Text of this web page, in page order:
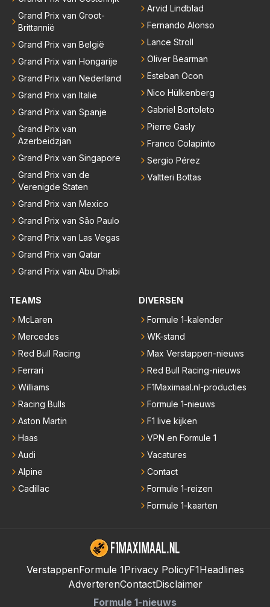
Grand Prix van Groot-
Brittannië
Grand Prix van België
Grand Prix van Hongarije
Grand Prix van Nederland
Grand Prix van Italië
Grand Prix van Spanje
Grand Prix van
Azerbeidzjan
Grand Prix van Singapore
Grand Prix van de
Verenigde Staten
Grand Prix van Mexico
Grand Prix van São Paulo
Grand Prix van Las Vegas
Grand Prix van Qatar
Grand Prix van Abu Dhabi
Arvid Lindblad
Fernando Alonso
Lance Stroll
Oliver Bearman
Esteban Ocon
Nico Hülkenberg
Gabriel Bortoleto
Pierre Gasly
Franco Colapinto
Sergio Pérez
Valtteri Bottas
TEAMS
McLaren
Mercedes
Red Bull Racing
Ferrari
Williams
Racing Bulls
Aston Martin
Haas
Audi
Alpine
Cadillac
DIVERSEN
Formule 1-kalender
WK-stand
Max Verstappen-nieuws
Red Bull Racing-nieuws
F1Maximaal.nl-producties
Formule 1-nieuws
F1 live kijken
VPN en Formule 1
Vacatures
Contact
Formule 1-reizen
Formule 1-kaarten
VerstappenFormule 1Privacy PolicyF1Headlines
AdverterenContactDisclaimer
Formule 1-nieuws